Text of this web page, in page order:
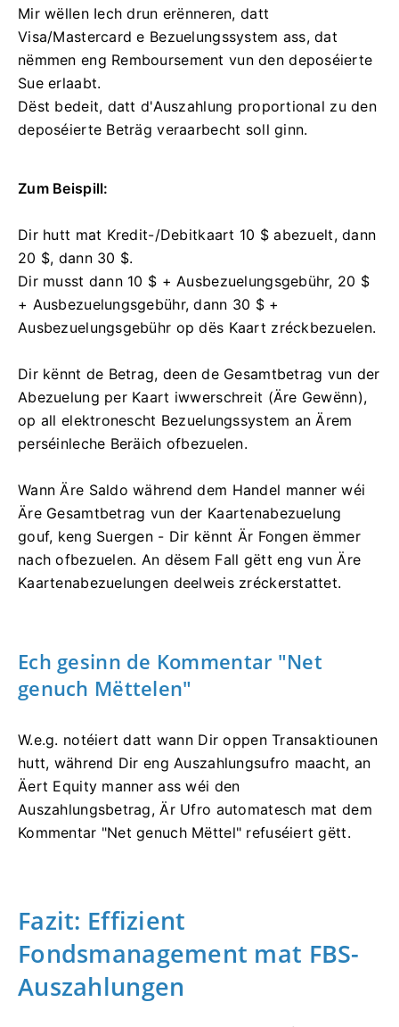
Mir wëllen Iech drun erënneren, datt
Visa/Mastercard e Bezuelungssystem ass, dat
nëmmen eng Remboursement vun den deposéierte
Sue erlaabt.
Dëst bedeit, datt d'Auszahlung proportional zu den
deposéierte Beträg veraarbecht soll ginn.
Zum Beispill:
Dir hutt mat Kredit-/Debitkaart 10 $ abezuelt, dann
20 $, dann 30 $.
Dir musst dann 10 $ + Ausbezuelungsgebühr, 20 $
+ Ausbezuelungsgebühr, dann 30 $ +
Ausbezuelungsgebühr op dës Kaart zréckbezuelen.
Dir kënnt de Betrag, deen de Gesamtbetrag vun der
Abezuelung per Kaart iwwerschreit (Äre Gewënn),
op all elektronescht Bezuelungssystem an Ärem
perséinleche Beräich ofbezuelen.
Wann Äre Saldo während dem Handel manner wéi
Äre Gesamtbetrag vun der Kaartenabezuelung
gouf, keng Suergen - Dir kënnt Är Fongen ëmmer
nach ofbezuelen. An dësem Fall gëtt eng vun Äre
Kaartenabezuelungen deelweis zréckerstattet.
Ech gesinn de Kommentar "Net
genuch Mëttelen"
W.e.g. notéiert datt wann Dir oppen Transaktiounen
hutt, während Dir eng Auszahlungsufro maacht, an
Äert Equity manner ass wéi den
Auszahlungsbetrag, Är Ufro automatesch mat dem
Kommentar "Net genuch Mëttel" refuséiert gëtt.
Fazit: Effizient
Fondsmanagement mat FBS-
Auszahlungen